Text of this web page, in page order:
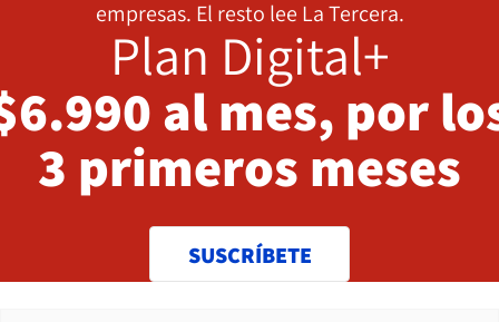
empresas. El resto lee La Tercera.
Plan Digital+
al mes, por
3 primeros meses
SUSCRÍBETE